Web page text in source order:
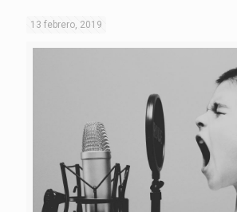
13 febrero, 2019